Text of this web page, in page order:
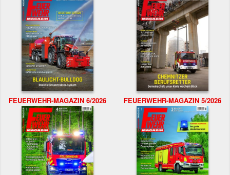
FEUERWEHR-MAGAZIN 6/2026 FEUERWEHR-MAGAZIN 5/2026